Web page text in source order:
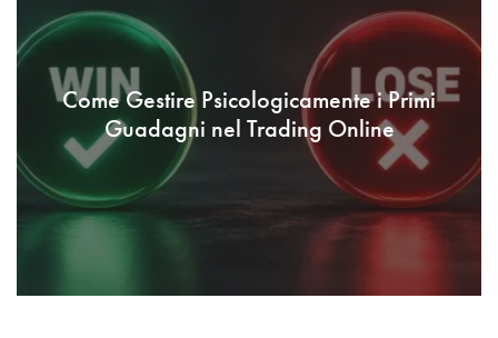
Come Gestire Psicologicamente i Primi
Guadagni nel Trading Online